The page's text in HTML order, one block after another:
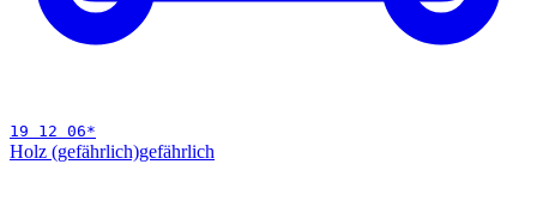
19 12 06*
Holz (gefährlich)gefährlich